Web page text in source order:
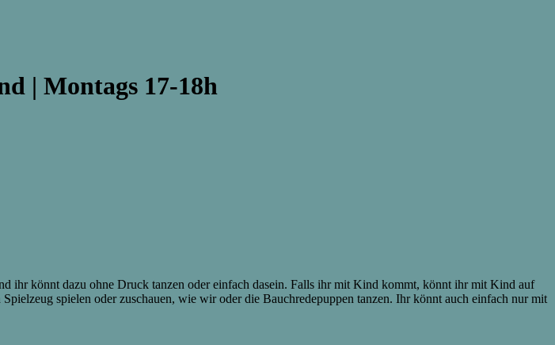
| Montags 17-18h
ihr könnt dazu ohne Druck tanzen oder einfach dasein. Falls ihr mit Kind kommt, könnt ihr mit Kind auf
spielen oder zuschauen, wie wir oder die Bauchredepuppen tanzen. Ihr könnt auch einfach nur mit